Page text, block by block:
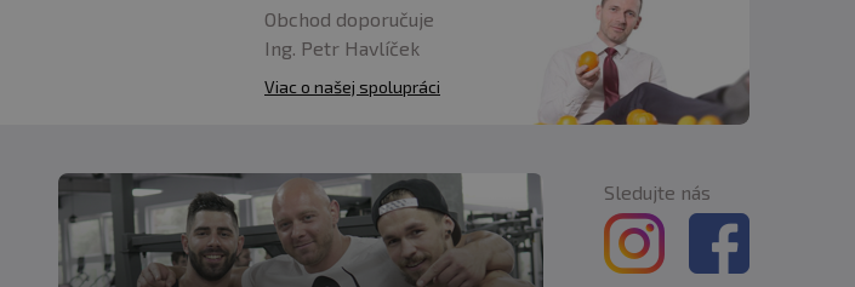
Obchod doporučuje
Ing. Petr Havlíček
Viac o našej spolupráci
Sledujte nás